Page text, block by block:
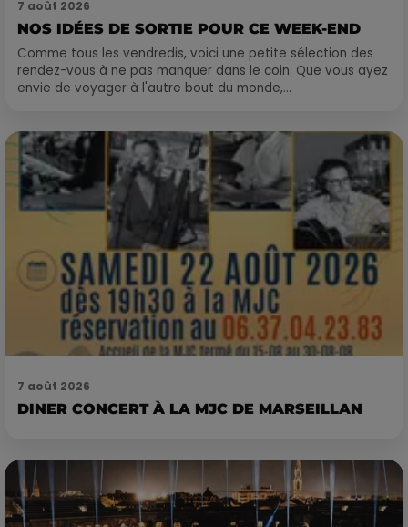
7 août 2026
NOS IDÉES DE SORTIE POUR CE WEEK-END
Comme tous les vendredis, voici une petite sélection des
rendez-vous à ne pas manquer dans le coin. Que vous ayez
envie de voyager à l'autre bout du monde,...
7 août 2026
DINER CONCERT À LA MJC DE MARSEILLAN